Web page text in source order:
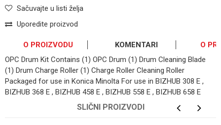
Sačuvajte u listi želja
Uporedite proizvod
O PROIZVODU KOMENTARI
O
OPC Drum Kit Contains (1) OPC Drum (1) Drum Cleaning Blade
(1) Drum Charge Roller (1) Charge Roller Cleaning Roller
Packaged for use in Konica Minolta For use in BIZHUB 308 E ,
BIZHUB 368 E , BIZHUB 458 E , BIZHUB 558 E , BIZHUB 658 E
SLIČNI PROIZVODI